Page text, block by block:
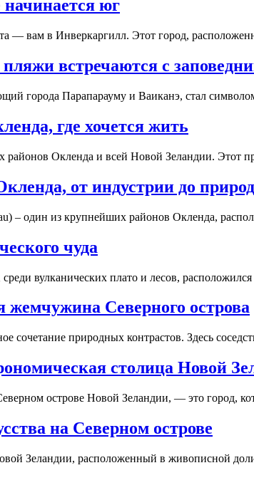
юг
— вам в Инверкаргилл. Этот город,
встречаются с
города Парапарауму и Ваиканэ, стал
где хочется жить
Окленда и всей Новой Зеландии. Этот
от индустрии до
– один из крупнейших районов Окленда,
чуда
вулканических плато и лесов,
жемчужина Северного острова
сочетание природных контрастов. Здесь
столица Новой
острове Новой Зеландии, — это город,
на Северном острове
Зеландии, расположенный в живописной